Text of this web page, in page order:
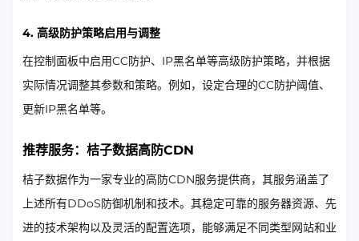
4. 高级防护策略启用与调整
在控制面板中启用CC防护、IP黑名单等高级防护策略，并根据
实际情况调整其参数和策略。例如，设定合理的CC防护阈值、
更新IP黑名单等。
推荐服务：桔子数据高防CDN
桔子数据作为一家专业的高防CDN服务提供商，其服务涵盖了
上述所有DDoS防御机制和技术。其稳定可靠的服务器资源、先
进的技术架构以及灵活的配置选项，能够满足不同类型网站和业